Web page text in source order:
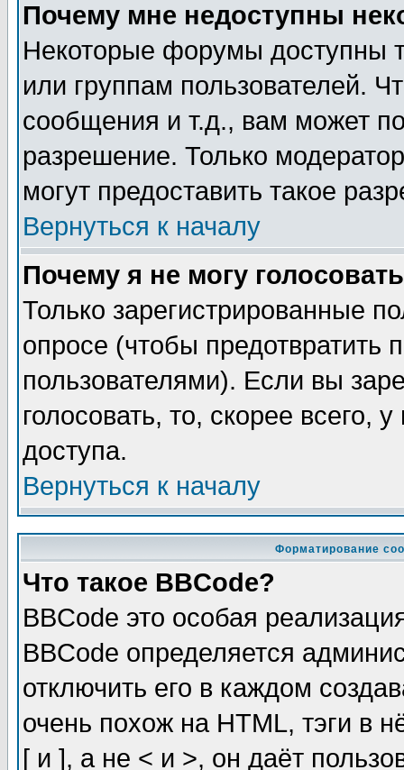
Почему мне недоступны
Некоторые форумы доступны
или группам пользователей.
сообщения и т.д., вам может
разрешение. Только
могут предоставить такое
Вернуться к началу
Почему я не могу
Только зарегистрированные
опросе (чтобы предотвратить
пользователями). Если вы
голосовать, то, скорее всего,
доступа.
Вернуться к началу
Форматирование
Что такое BBCode?
BBCode это особая
BBCode определяется
отключить его в каждом
очень похож на HTML, тэги в
[ и ], а не < и >, он даёт